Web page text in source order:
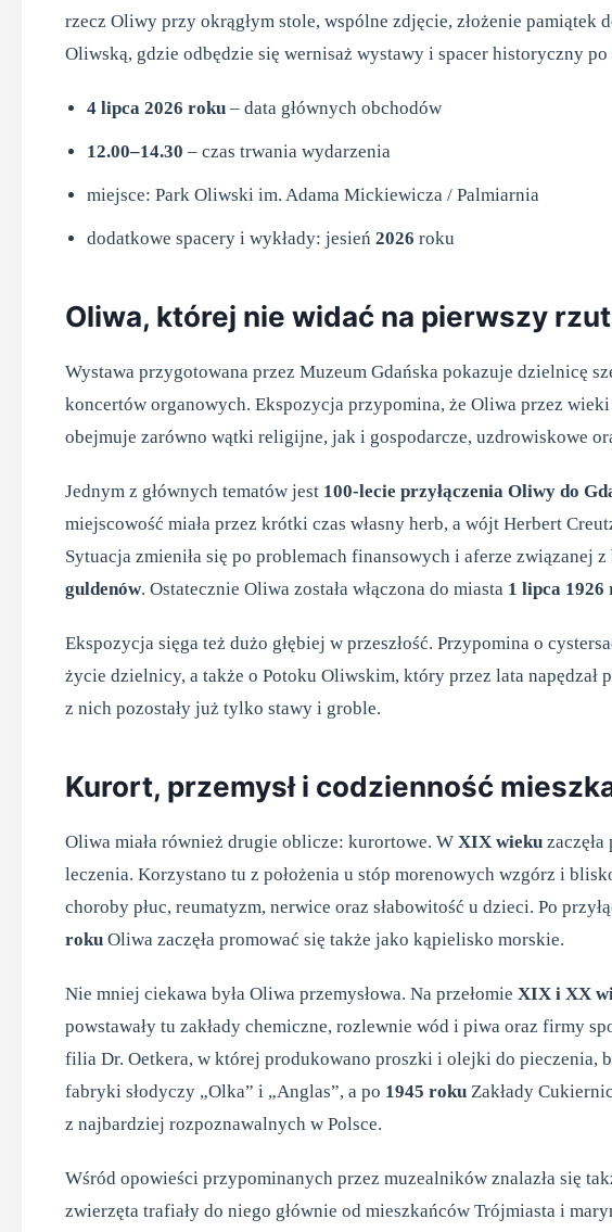
rzecz Oliwy przy okrągłym stole, wspólne zdjęcie, złożenie pamiątek
Oliwską, gdzie odbędzie się wernisaż wystawy i spacer historyczny
4 lipca 2026 roku – data głównych obchodów
12.00–14.30 – czas trwania wydarzenia
miejsce: Park Oliwski im. Adama Mickiewicza / Palmiarnia
dodatkowe spacery i wykłady: jesień 2026 roku
Oliwa, której nie widać na pierwszy
Wystawa przygotowana przez Muzeum Gdańska pokazuje dzielnicę
koncertów organowych. Ekspozycja przypomina, że Oliwa przez
obejmuje zarówno wątki religijne, jak i gospodarcze, uzdrowiskowe
Jednym z głównych tematów jest 100-lecie przyłączenia Oliwy do
miejscowość miała przez krótki czas własny herb, a wójt Herbert
Sytuacja zmieniła się po problemach finansowych i aferze związanej
guldenów. Ostatecznie Oliwa została włączona do miasta 1 lipca 1926
Ekspozycja sięga też dużo głębiej w przeszłość. Przypomina o
życie dzielnicy, a także o Potoku Oliwskim, który przez lata napędzał
z nich pozostały już tylko stawy i groble.
Kurort, przemysł i codzienność
Oliwa miała również drugie oblicze: kurortowe. W XIX wieku
leczenia. Korzystano tu z położenia u stóp morenowych wzgórz i
choroby płuc, reumatyzm, nerwice oraz słabowitość u dzieci. Po
roku Oliwa zaczęła promować się także jako kąpielisko morskie.
Nie mniej ciekawa była Oliwa przemysłowa. Na przełomie XIX i XX
powstawały tu zakłady chemiczne, rozlewnie wód i piwa oraz firmy
filia Dr. Oetkera, w której produkowano proszki i olejki do pieczenia,
fabryki słodyczy „Olka” i „Anglas”, a po 1945 roku Zakłady
z najbardziej rozpoznawalnych w Polsce.
Wśród opowieści przypominanych przez muzealników znalazła się
zwierzęta trafiały do niego głównie od mieszkańców Trójmiasta i